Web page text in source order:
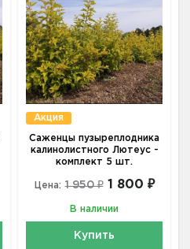
Акция
Саженцы пузыреплодника
калинолистного Лютеус -
комплект 5 шт.
Цена: 1 950 ₽ 1 800 ₽
В наличии
Купить